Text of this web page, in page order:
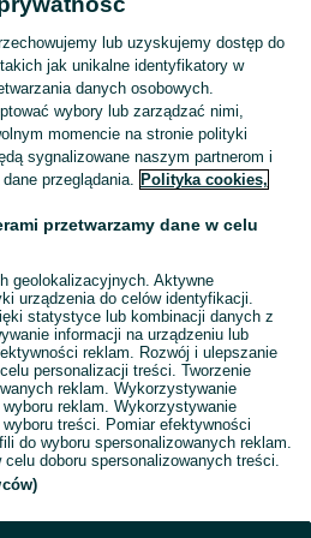
Zobacz
lub uzyskujemy dostęp do
jak unikalne identyfikatory w
danych osobowych.
wybory lub zarządzać nimi,
momencie na stronie polityki
sygnalizowane naszym partnerom i
dane przeglądania. Polityka cookies,
przetwarzamy dane w celu
geolokalizacyjnych. Aktywne
urządzenia do celów identyfikacji.
statystyce lub kombinacji danych z
informacji na urządzeniu lub
reklam. Rozwój i ulepszanie
personalizacji treści. Tworzenie
reklam. Wykorzystywanie
reklam. Wykorzystywanie
treści. Pomiar efektywności
do wyboru spersonalizowanych reklam.
doboru spersonalizowanych treści.